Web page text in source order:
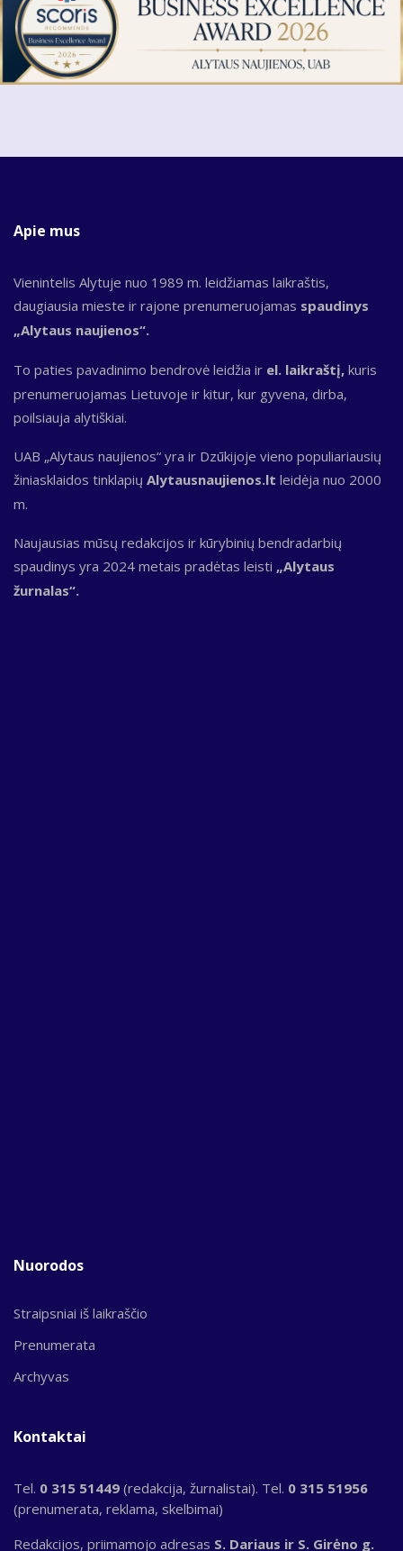
Apie mus
Vienintelis Alytuje nuo 1989 m. leidžiamas laikraštis,
daugiausia mieste ir rajone prenumeruojamas spaudinys
„Alytaus naujienos“.
To paties pavadinimo bendrovė leidžia ir el. laikraštį, kuris
prenumeruojamas Lietuvoje ir kitur, kur gyvena, dirba,
poilsiauja alytiškiai.
UAB „Alytaus naujienos“ yra ir Dzūkijoje vieno populiariausių
žiniasklaidos tinklapių Alytausnaujienos.lt leidėja nuo 2000
m.
Naujausias mūsų redakcijos ir kūrybinių bendradarbių
spaudinys yra 2024 metais pradėtas leisti „Alytaus
žurnalas“.
Nuorodos
Straipsniai iš laikraščio
Prenumerata
Archyvas
Kontaktai
Tel. 0 315 51449 (redakcija, žurnalistai). Tel. 0 315 51956
(prenumerata, reklama, skelbimai)
Redakcijos, priimamojo adresas S. Dariaus ir S. Girėno g.